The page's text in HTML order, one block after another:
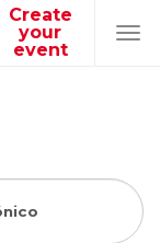
Create
your
event